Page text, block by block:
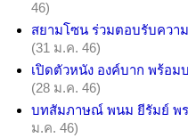
46)
สยามโซน ร่วมตอบรับควา
(31 ม.ค. 46)
เปิดตัวหนัง องค์บาก พร้อม
(28 ม.ค. 46)
บทสัมภาษณ์ พนม ยีรัมย์ พร
ม.ค. 46)